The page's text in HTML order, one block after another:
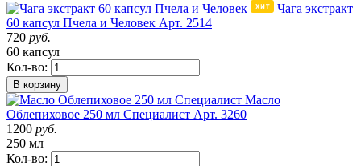
Чага экстракт
60 капсул Пчела и Человек Арт. 2514
720 руб.
60 капсул
Кол-во:
В корзину
Масло
Облепиховое 250 мл Специалист Арт. 3260
1200 руб.
250 мл
Кол-во: